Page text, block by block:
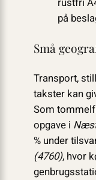
på
Små
Transport,
takster kan
Som
opgave i
% under
(4760), hvor